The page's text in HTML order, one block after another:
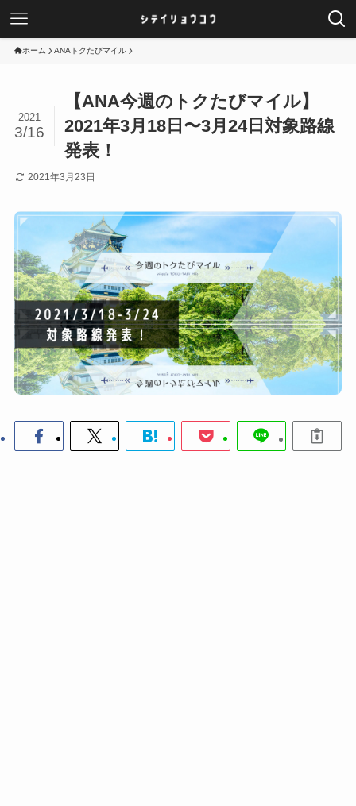
ホーム ANAトクたびマイル
【ANA今週のトクたびマイル】
2021年3月18日〜3月24日対象路線
発表！
2021
3/16
2021年3月23日